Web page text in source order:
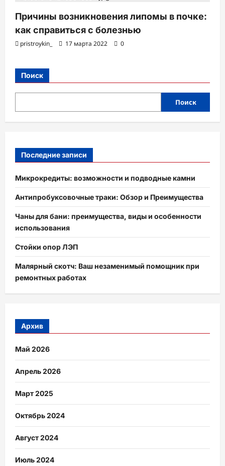
Причины возникновения липомы в почке:
как справиться с болезнью
pristroykin_ 17 марта 2022 0
Поиск
Поиск
Последние записи
Микрокредиты: возможности и подводные камни
Антипробуксовочные траки: Обзор и Преимущества
Чаны для бани: преимущества, виды и особенности
использования
Стойки опор ЛЭП
Малярный скотч: Ваш незаменимый помощник при
ремонтных работах
Архив
Май 2026
Апрель 2026
Март 2025
Октябрь 2024
Август 2024
Июль 2024